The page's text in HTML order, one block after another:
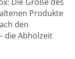
Produkte
den
die Abholzeit